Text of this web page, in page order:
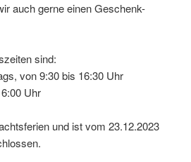
auch gerne einen Geschenk-
sind:
von 9:30 bis 16:30 Uhr
Uhr
und ist vom 23.12.2023